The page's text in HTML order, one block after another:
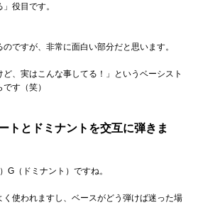
役目です。
ですが、非常に面白い部分だと思います。
ど、実はこんな事してる！」というベーシスト
す（笑）
トとドミナントを交互に弾きま
G（ドミナント）ですね。
使われますし、ベースがどう弾けば迷った場